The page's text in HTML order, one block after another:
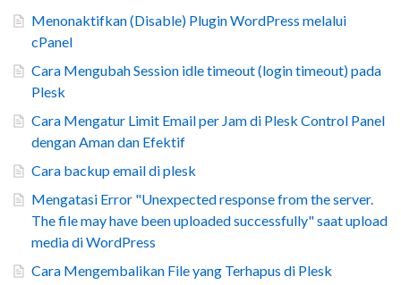
Menonaktifkan (Disable) Plugin WordPress melalui
cPanel
Cara Mengubah Session idle timeout (login timeout) pada
Plesk
Cara Mengatur Limit Email per Jam di Plesk Control Panel
dengan Aman dan Efektif
Cara backup email di plesk
Mengatasi Error "Unexpected response from the server.
The file may have been uploaded successfully" saat upload
media di WordPress
Cara Mengembalikan File yang Terhapus di Plesk